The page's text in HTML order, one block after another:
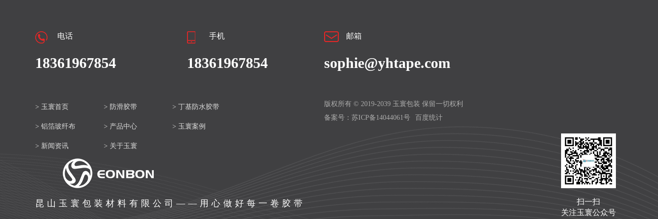
电话
18361967854
手机
18361967854
邮箱
sophie@yhtape.com
> 玉寰首页 > 防滑胶带 > 丁基防水胶带
> 铝箔玻纤布 > 产品中心 > 玉寰案例
> 新闻资讯 > 关于玉寰
版权所有 © 2019-2039 玉寰包装 保留一切权利
备案号： 苏ICP备14044061号 百度统计
昆山玉寰包装材料有限公司——用心做好每一卷胶带
扫一扫
关注玉寰公众号